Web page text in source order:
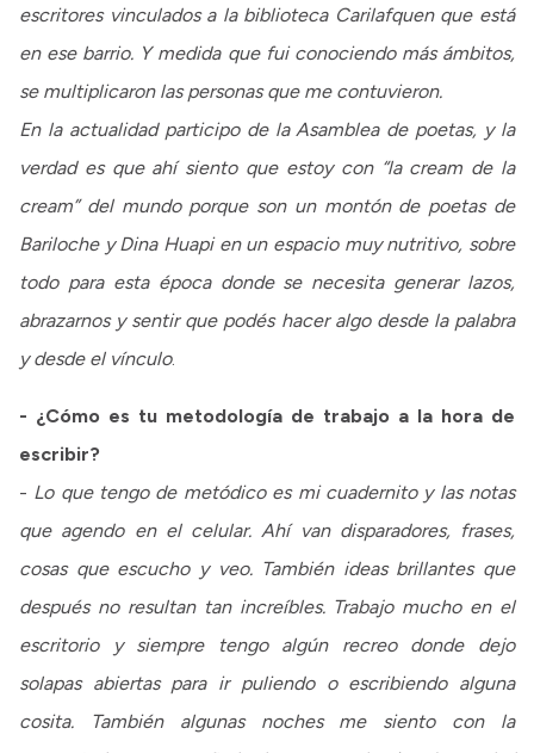
escritores vinculados a la biblioteca Carilafquen que está
en ese barrio. Y medida que fui conociendo más ámbitos,
se multiplicaron las personas que me contuvieron.
En la actualidad participo de la Asamblea de poetas, y la
verdad es que ahí siento que estoy con “la cream de la
cream” del mundo porque son un montón de poetas de
Bariloche y Dina Huapi en un espacio muy nutritivo, sobre
todo para esta época donde se necesita generar lazos,
abrazarnos y sentir que podés hacer algo desde la palabra
y desde el vínculo.
- ¿Cómo es tu metodología de trabajo a la hora de
escribir?
- Lo que tengo de metódico es mi cuadernito y las notas
que agendo en el celular. Ahí van disparadores, frases,
cosas que escucho y veo. También ideas brillantes que
después no resultan tan increíbles. Trabajo mucho en el
escritorio y siempre tengo algún recreo donde dejo
solapas abiertas para ir puliendo o escribiendo alguna
cosita. También algunas noches me siento con la